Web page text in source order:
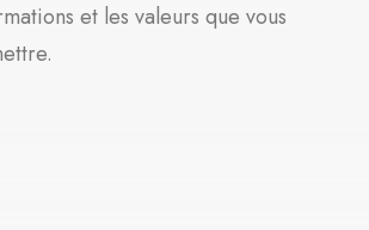
et les valeurs que vous